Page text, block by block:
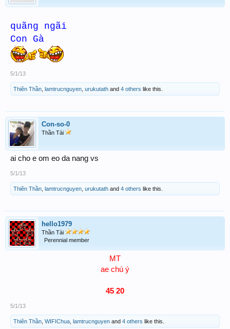
quãng ngãi
Con Gà
5/1/13
Thiên Thần lamtrucnguyen urukutath and 4 others like this.
Con-so-0
Thần Tài
ai cho e om eo da nang vs
5/1/13
Thiên Thần lamtrucnguyen urukutath and 4 others like this.
hello1979
Thần Tài
Perennial member
MT
ae chú ý
45 20
5/1/13
Thiên Thần WIFIChua lamtrucnguyen and 4 others like this.